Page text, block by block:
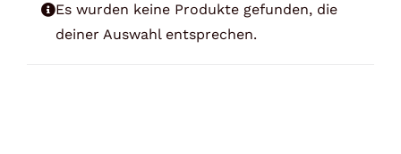
Es wurden keine Produkte gefunden, die
deiner Auswahl entsprechen.